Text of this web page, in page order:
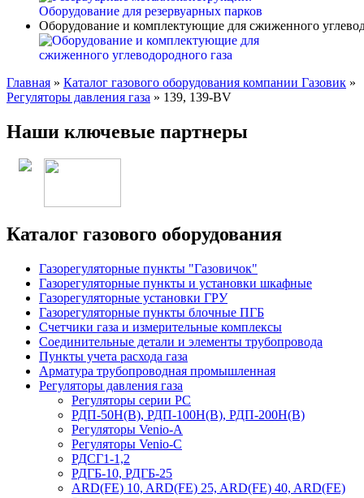
Оборудование и комплектующие для сжиженного
Главная » Каталог газового оборудования компании Газовик »
Регуляторы давления газа » 139, 139-BV
Наши ключевые партнеры
Каталог газового оборудования
Газорегуляторные пункты "Газовичок"
Газорегуляторные пункты и установки шкафные
Газорегуляторные установки ГРУ
Газорегуляторные пункты блочные ПГБ
Счетчики газа и измерительные комплексы
Соединительные детали и элементы трубопровода
Пункты учета расхода газа
Арматура трубопроводная промышленная
Регуляторы давления газа
Регуляторы серии РС
РДП-50Н(В), РДП-100Н(В), РДП-200Н(В)
Регуляторы Venio-А
Регуляторы Venio-С
РДСГ1-1,2
РДГБ-10, РДГБ-25
ARD(FE) 10, ARD(FE) 25, ARD(FE) 40, ARD(FE)